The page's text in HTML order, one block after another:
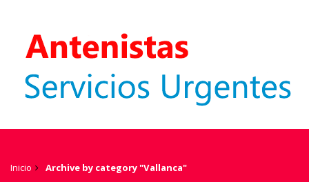
Inicio Archive by category "Vallanca"